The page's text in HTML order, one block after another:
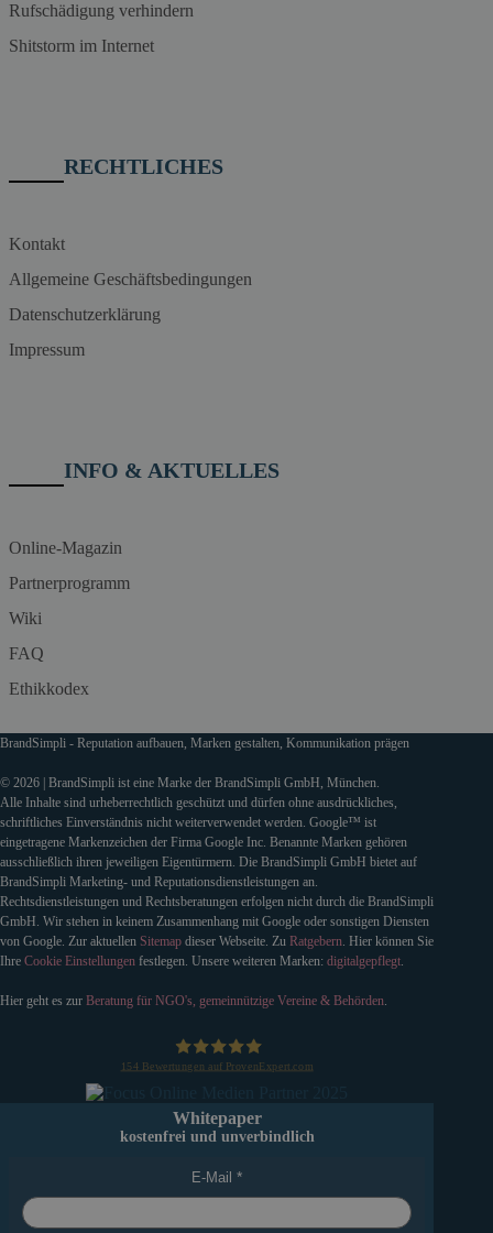
Rufschädigung verhindern
Shitstorm im Internet
RECHTLICHES
Kontakt
Allgemeine Geschäftsbedingungen
Datenschutzerklärung
Impressum
INFO & AKTUELLES
Online-Magazin
Partnerprogramm
Wiki
FAQ
Ethikkodex
BrandSimpli - Reputation aufbauen, Marken gestalten, Kommunikation prägen
© 2026 | BrandSimpli ist eine Marke der BrandSimpli GmbH, München.
Alle Inhalte sind urheberrechtlich geschützt und dürfen ohne ausdrückliches,
schriftliches Einverständnis nicht weiterverwendet werden. Google™ ist
eingetragene Markenzeichen der Firma Google Inc. Benannte Marken gehören
ausschließlich ihren jeweiligen Eigentürmern. Die BrandSimpli GmbH bietet auf
BrandSimpli Marketing- und Reputationsdienstleistungen an.
Rechtsdienstleistungen und Rechtsberatungen erfolgen nicht durch die BrandSimpli
GmbH. Wir stehen in keinem Zusammenhang mit Google oder sonstigen Diensten
von Google. Zur aktuellen Sitemap dieser Webseite. Zu Ratgebern. Hier können Sie
Ihre Cookie Einstellungen festlegen. Unsere weiteren Marken: digitalgepflegt.
Hier geht es zur Beratung für NGO's, gemeinnützige Vereine & Behörden.
154 Bewertungen auf ProvenExpert.com
Whitepaper
kostenfrei und unverbindlich
E-Mail